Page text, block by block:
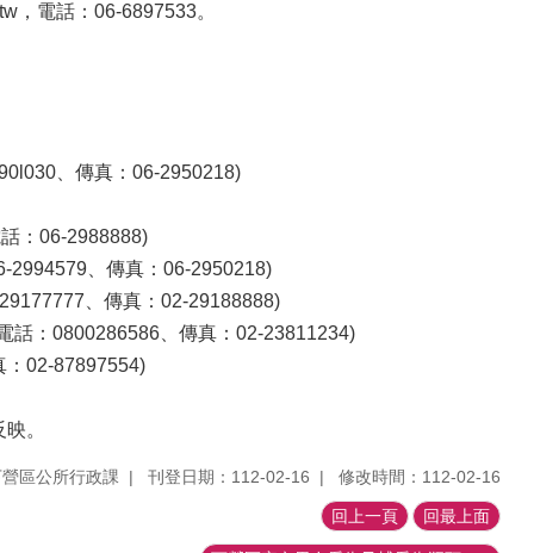
，電話：06-6897533。
、傳真：06-2950218)
：06-2988888)
2994579、傳真：06-2950218)
、傳真：02-29188888)
話：0800286586、傳真：02-23811234)
：02-87897554)
。
區公所行政課 刊登日期：112-02-16 修改時間：112-02-16
回上一頁 回最上面